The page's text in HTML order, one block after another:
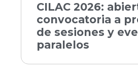
CILAC 2026:
convocatoria a
de sesiones y
paralelos